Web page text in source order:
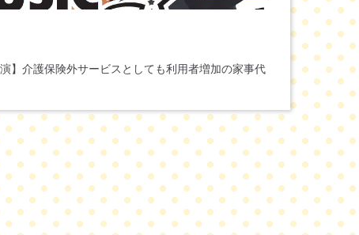
】介護保険外サービスとしても利用者増加の家事代